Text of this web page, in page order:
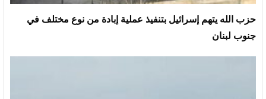
حزب الله يتهم إسرائيل بتنفيذ عملية إبادة من نوع مختلف في
جنوب لبنان